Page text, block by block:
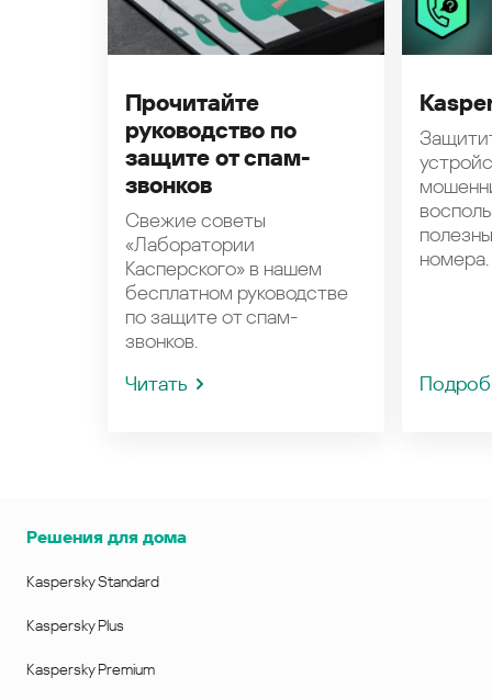
Прочитайте
руководство по
защите от спам-
звонков
Свежие советы
«Лаборатории
Касперского» в нашем
бесплатном руководстве
по защите от спам-
звонков.
Читать
номера.
Решения для дома
Kaspersky Standard
Kaspersky Plus
Kaspersky Premium